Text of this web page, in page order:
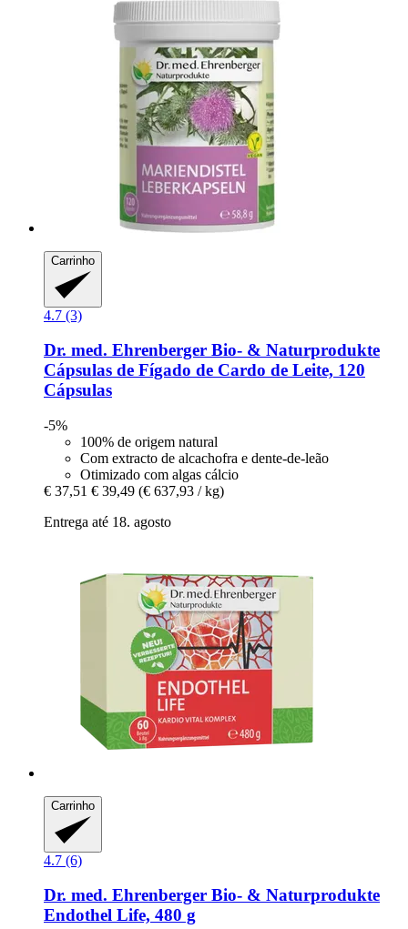
Carrinho
4.7 (3)
Dr. med. Ehrenberger Bio- & Naturprodukte
Cápsulas de Fígado de Cardo de Leite, 120
Cápsulas
-5%
100% de origem natural
Com extracto de alcachofra e dente-de-leão
Otimizado com algas cálcio
€ 37,51 € 39,49 (€ 637,93 / kg)
Entrega até 18. agosto
Carrinho
4.7 (6)
Dr. med. Ehrenberger Bio- & Naturprodukte
Endothel Life, 480 g